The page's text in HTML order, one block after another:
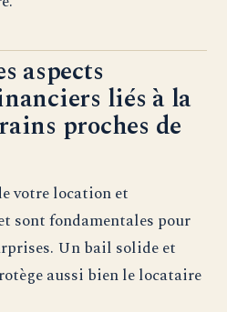
aspects
liés à la
proches de
votre location et
sont fondamentales pour
Un bail solide et
aussi bien le locataire